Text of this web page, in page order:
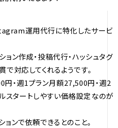
運用代行に特化したサービ
ン作成・投稿代行・ハッシュタグ
対応してくれるようです。
・週1プラン月額27,500円・週2
スタートしやすい価格設定なのが
ンで依頼できるとのこと。